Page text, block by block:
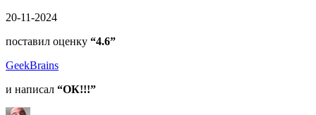
20-11-2024
поставил оценку “4.6”
GeekBrains
и написал “ОК!!!”